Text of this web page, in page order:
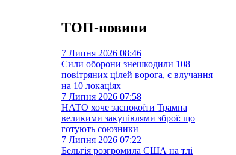
ТОП-новини
7 Липня 2026 08:46
Сили оборони знешкодили 108
повітряних цілей ворога, є влучання
на 10 локаціях
7 Липня 2026 07:58
НАТО хоче заспокоїти Трампа
великими закупівлями зброї: що
готують союзники
7 Липня 2026 07:22
Бельгія розгромила США на тлі